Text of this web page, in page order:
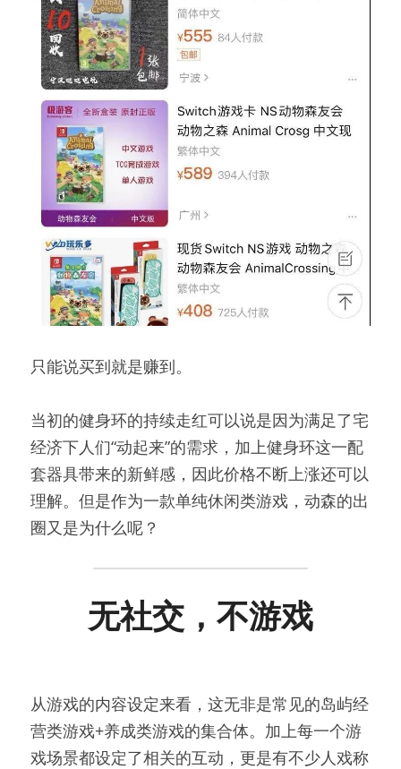
只能说买到就是赚到。
当初的健身环的持续走红可以说是因为满足了宅
经济下人们“动起来”的需求，加上健身环这一配
套器具带来的新鲜感，因此价格不断上涨还可以
理解。但是作为一款单纯休闲类游戏，动森的出
圈又是为什么呢？
无社交，不游戏
从游戏的内容设定来看，这无非是常见的岛屿经
营类游戏+养成类游戏的集合体。加上每一个游
戏场景都设定了相关的互动，更是有不少人戏称